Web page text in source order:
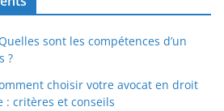
Quelles sont les compétences d’un
?
choisir votre avocat en droit
: critères et conseils